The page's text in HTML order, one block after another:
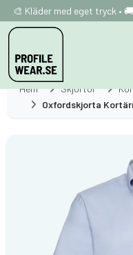
🎨 Kläder med eget tryck •
Hem Skjortor
Oxfordskjorta